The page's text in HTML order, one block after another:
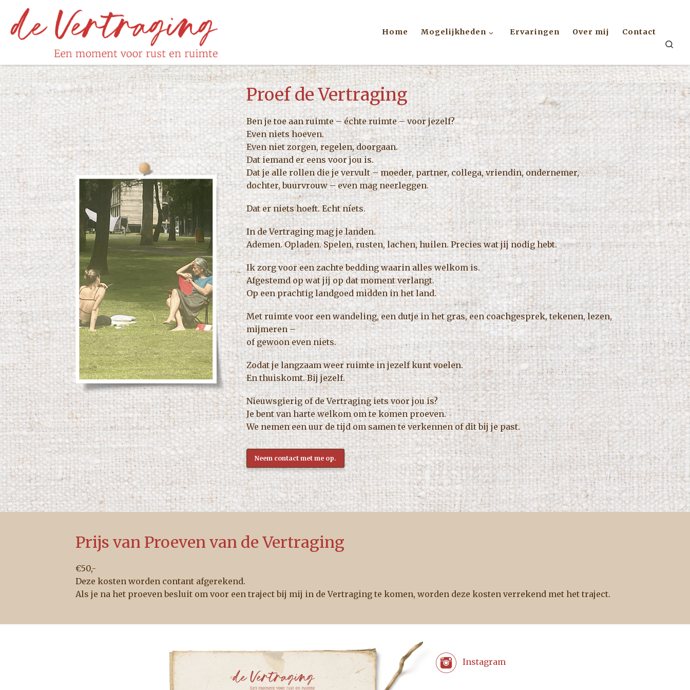
Skip to content
Home Mogelijkheden Ervaringen Over mij Contact
Proef de Vertraging
Ben je toe aan ruimte – échte ruimte – voor jezelf?
Even niets hoeven.
Even niet zorgen, regelen, doorgaan.
Dat iemand er eens voor jou is.
Dat je alle rollen die je vervult – moeder, partner, collega, vriendin, ondernemer,
dochter, buurvrouw – even mag neerleggen.
Dat er niets hoeft. Echt níets.
In de Vertraging mag je landen.
Ademen. Opladen. Spelen, rusten, lachen, huilen. Precies wat jij nodig hebt.
Ik zorg voor een zachte bedding waarin alles welkom is.
Afgestemd op wat jij op dat moment verlangt.
Op een prachtig landgoed midden in het land.
Met ruimte voor een wandeling, een dutje in het gras, een coachgesprek, tekenen, lezen,
mijmeren –
of gewoon even niets.
Zodat je langzaam weer ruimte in jezelf kunt voelen.
En thuiskomt. Bij jezelf.
Nieuwsgierig of de Vertraging iets voor jou is?
Je bent van harte welkom om te komen proeven.
We nemen een uur de tijd om samen te verkennen of dit bij je past.
Neem contact met me op.
Prijs van Proeven van de Vertraging
€50,-
Deze kosten worden contant afgerekend.
Als je na het proeven besluit om voor een traject bij mij in de Vertraging te komen, worden deze kosten verrekend met het traject.
Instagram